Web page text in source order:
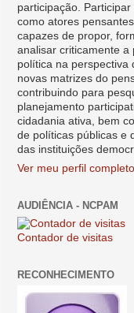
participação.
como atores
capazes de propor,
analisar criticamente a
política na perspectiva
novas matrizes do
contribuindo para
planejamento
cidadania ativa, bem
de políticas públicas e
das instituições
Ver meu perfil completo
AUDIÊNCIA - NCPAM
Contador de visitas
RECONHECIMENTO